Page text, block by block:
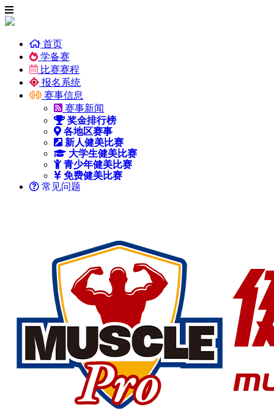
首页
学备赛
比赛赛程
报名系统
赛事信息
赛事新闻
奖金排行榜
各地区赛事
新人健美比赛
大学生健美比赛
青少年健美比赛
免费健美比赛
常见问题